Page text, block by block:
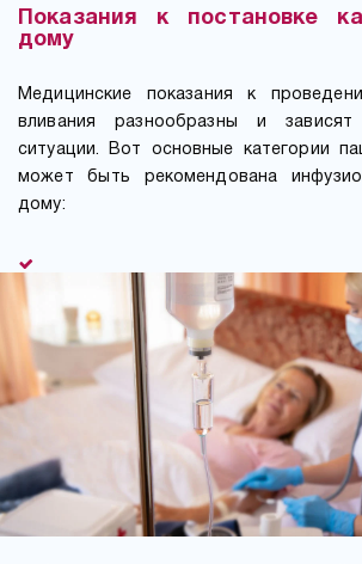
Показания к постановке
дому
Медицинские показания к
вливания разнообразны и зависят
ситуации. Вот основные категории
может быть рекомендована
дому: